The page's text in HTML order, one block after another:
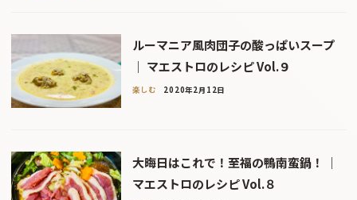
ルーマニア風肉団子の酸っぱいスープ
｜ マエストロのレシピ Vol.９
楽しむ 2020年2月12日
大晦日はこれで！至福の鴨南蛮鍋！ ｜
マエストロのレシピ Vol.８